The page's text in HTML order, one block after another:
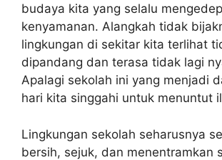
budaya kita yang selalu
kenyamanan. Alangkah tidak
lingkungan di sekitar kita terlihat
dipandang dan terasa tidak lagi
Apalagi sekolah ini yang menjadi
hari kita singgahi untuk menuntut
Lingkungan sekolah seharusnya
bersih, sejuk, dan menentramkan